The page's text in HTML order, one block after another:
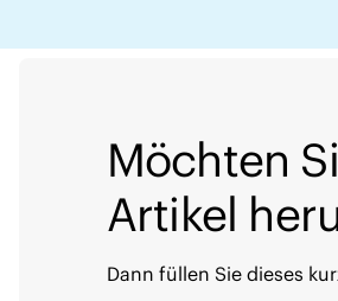
Möchten
Artikel
Dann füllen Sie dieses